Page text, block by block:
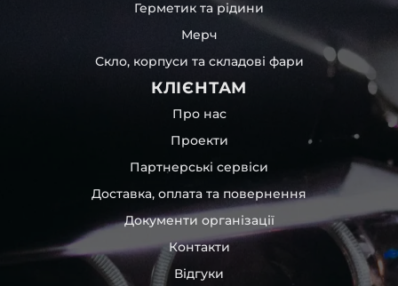
знак із нашим логотипом – для швидкої ідентифікації.
Без письмового дозволу заборонено використовувати
будь-які фотографії з нашого веб-сайту.
Можна придбати окремо як одне скло чи корпус,
так і пару чи комплект. Кожну одиницю товару наші
співробітники на складі ретельно перевіряють та
дбайливо запаковують спочатку у декілька шарів
захисної стрейч-плівки, потім у додаткову плівку з
повітрям – і все це повноцінно захищає скло фари під
час перевезення та цілком прибирає вірогідність
пошкодження товару внаслідок механічних впливів під
час транспортування поштою.
Детальніше про доставку…
Комплектація товару виробника та зовнішній вигляд
товару можуть відрізнятися від фотографій,
Герметик та рідини
Мерч
Скло, корпуси та складові фари
КЛІЄНТАМ
Про нас
Проекти
Партнерські сервіси
Доставка, оплата та повернення
Документи організації
Контакти
Відгуки